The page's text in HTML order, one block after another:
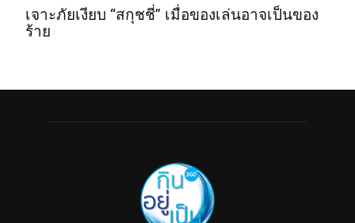
เจาะภัยเงียบ “สกุชชี่” เมื่อของเล่นอาจเป็นของ
ร้าย